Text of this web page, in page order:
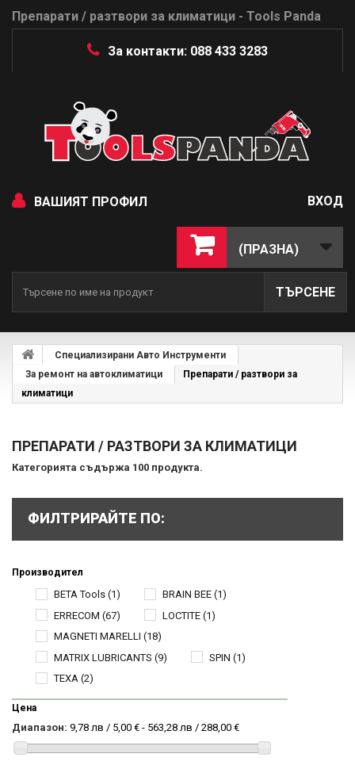
Препарати / разтвори за климатици - Tools Panda
За контакти: 088 433 3283
ВАШИЯТ ПРОФИЛ ВХОД
(ПРАЗНА)
ТЪРСЕНЕ
Специализирани Авто Инструменти
За ремонт на автоклиматици
Препарати / разтвори за
климатици
ПРЕПАРАТИ / РАЗТВОРИ ЗА КЛИМАТИЦИ
Категорията съдържа 100 продукта.
ФИЛТРИРАЙТЕ ПО:
Производител
BETA Tools (1) BRAIN BEE (1)
ERRECOM (67) LOCTITE (1)
MAGNETI MARELLI (18)
MATRIX LUBRICANTS (9) SPIN (1)
TEXA (2)
Цена
Диапазон: 9,78 лв / 5,00 € - 563,28 лв / 288,00 €